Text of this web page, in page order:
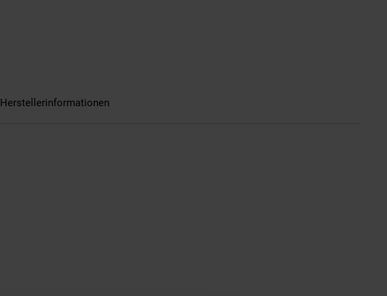
Herstellerinformationen